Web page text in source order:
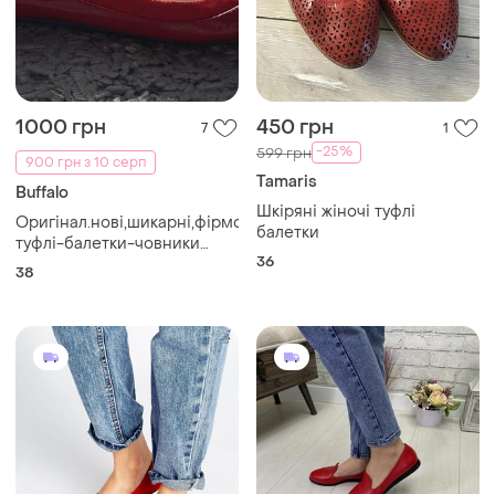
1000 грн
7
900 грн з 10 серп
Buffalo
Оригінал.нові,шикарні,фірмові,шкіряні
туфлі-балетки-човники
buffalo london
38
450 грн 1
599 грн -25%
Tamaris
Шкіряні жіночі туфлі
балетки
36